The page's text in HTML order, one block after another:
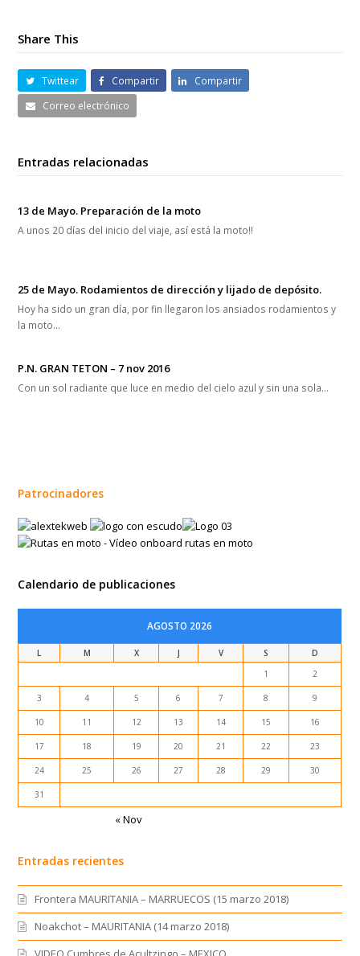
Share This
Twittear Compartir
Compartir
Correo electrónico
Entradas relacionadas
13 de Mayo. Preparación de la moto
A unos 20 días del inicio del viaje, así está la moto!!
25 de Mayo. Rodamientos de dirección y lijado de depósito.
Hoy ha sido un gran día, por fin llegaron los ansiados rodamientos y
la moto…
P.N. GRAN TETON – 7 nov 2016
Con un sol radiante que luce en medio del cielo azul y sin una sola…
Patrocinadores
Calendario de publicaciones
AGOSTO 2026
L M X J V S
D
1
2
3 4 5 6 7 8 9
10 11 12 13 14 15 16
17 18 19 20 21 22 23
24 25 26 27 28 29 30
31
« Nov
Entradas recientes
Frontera MAURITANIA – MARRUECOS (15 marzo 2018)
Noakchot – MAURITANIA (14 marzo 2018)